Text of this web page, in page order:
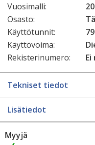
Vuosimalli:
Osasto:
Käyttötunnit:
Käyttövoima:
Rekisterinumero:
Tekniset tiedot
Lisätiedot
Myyjä